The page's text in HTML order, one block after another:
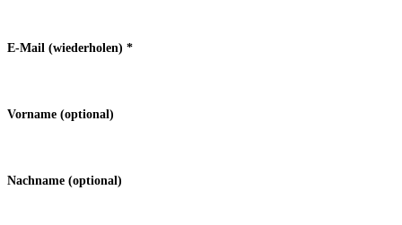
E-Mail (wiederholen) *
Vorname (optional)
Nachname (optional)